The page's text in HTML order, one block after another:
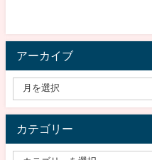
アーカイブ
カテゴリー